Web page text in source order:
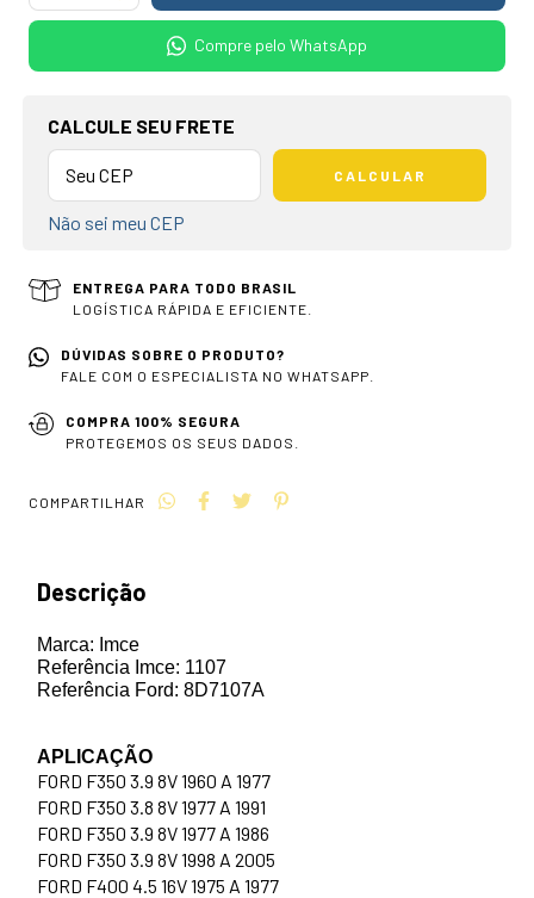
Compre pelo WhatsApp
OPÇÕES DE FRETE
CALCULE SEU FRETE
CALCULAR
Não sei meu CEP
ENTREGA PARA TODO BRASIL
LOGÍSTICA RÁPIDA E EFICIENTE.
DÚVIDAS SOBRE O PRODUTO?
FALE COM O ESPECIALISTA NO WHATSAPP.
COMPRA 100% SEGURA
PROTEGEMOS OS SEUS DADOS.
COMPARTILHAR
Descrição
Marca: Imce
Referência Imce: 1107
Referência Ford: 8D7107A
APLICAÇÃO
FORD F350 3.9 8V 1960 A 1977
FORD F350 3.8 8V 1977 A 1991
FORD F350 3.9 8V 1977 A 1986
FORD F350 3.9 8V 1998 A 2005
FORD F400 4.5 16V 1975 A 1977